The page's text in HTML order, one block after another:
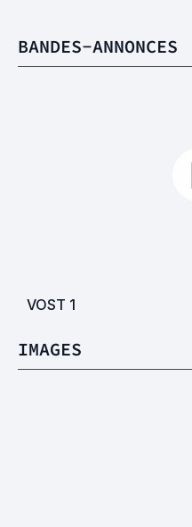
BANDES-ANNONCES
VOST 1
IMAGES